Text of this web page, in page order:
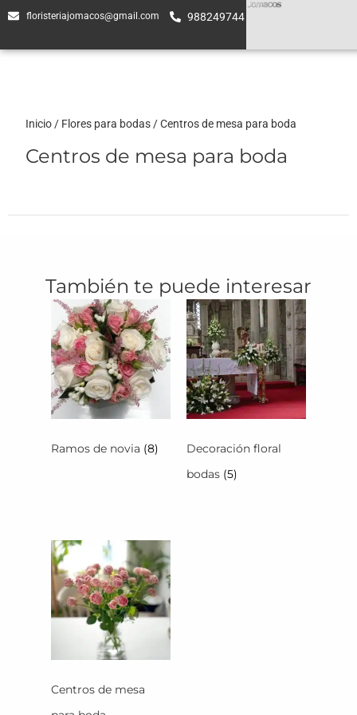
floristeriajomacos@gmail.com 988249744
Inicio / Flores para bodas / Centros de mesa para boda
Centros de mesa para boda
También te puede interesar
Ramos de novia (8)
Decoración floral
bodas (5)
Centros de mesa